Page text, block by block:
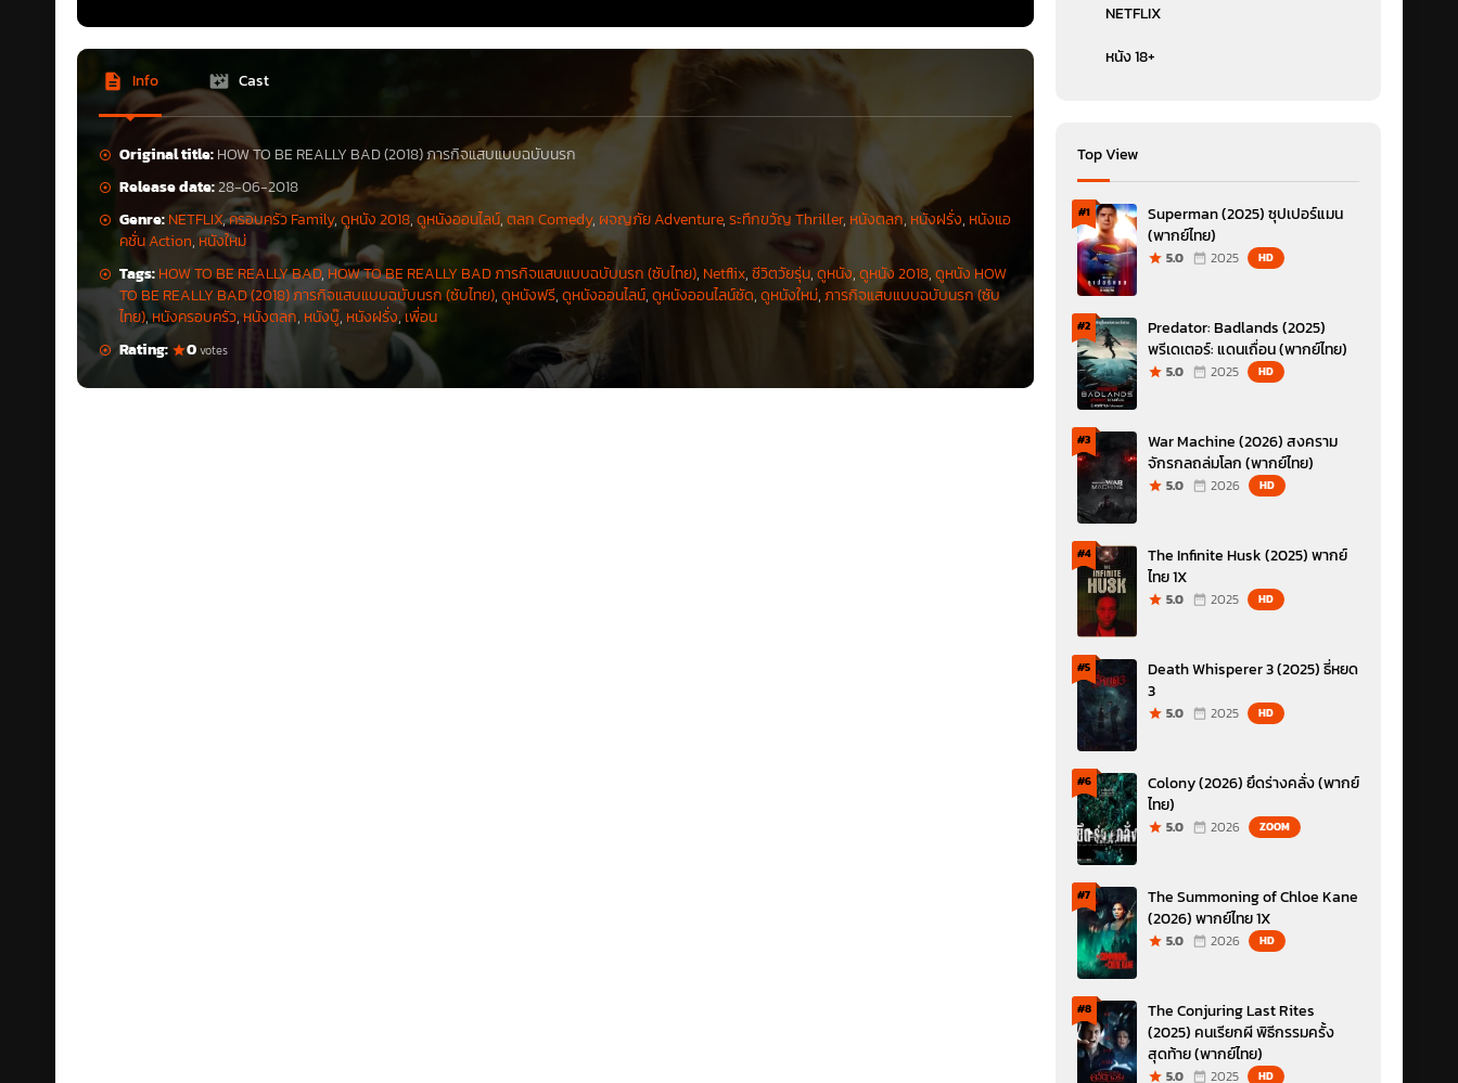
Info Cast
Original title:HOW TO BE REALLY BAD (2018) ภารกิจแสบแบบฉบับนรก
Release date:28-06-2018
Genre:NETFLIX,ครอบครัว Family,ดูหนัง 2018,ดูหนังออนไลน์,ตลก Comedy, ผจญภัย Adventure,ระทึกขวัญ Thriller, หนังตลก, หนังฝรั่ง, หนังแอ
คชั่น Action, หนังใหม่
Tags:HOW TO BE REALLY BAD, HOW TO BE REALLY BAD ภารกิจแสบแบบฉบับนรก (ซับไทย), Netflix,ชีวิตวัยรุ่น,ดูหนัง,ดูหนัง 2018,ดูหนัง HOW
TO BE REALLY BAD (2018) ภารกิจแสบแบบฉบับนรก (ซับไทย),ดูหนังฟรี,ดูหนังออนไลน์,ดูหนังออนไลน์ชัด,ดูหนังใหม่,ภารกิจแสบแบบฉบับนรก (ซับ
ไทย),หนังครอบครัว, หนังตลก, หนังบู๊, หนังฝรั่ง,เพื่อน
Rating:
0votes
NETFLIX
หนัง 18+
Top View
#1
Superman (2025) ซุปเปอร์แมน
(พากย์ไทย)
5.0 2025 HD
#2
Predator: Badlands (2025)
พรีเดเตอร์: แดนเถื่อน (พากย์ไทย)
5.0 2025 HD
#3
War Machine (2026) สงคราม
จักรกลถล่มโลก (พากย์ไทย)
5.0 2026 HD
#4
The Infinite Husk (2025) พากย์
ไทย 1X
5.0 2025 HD
#5
Death Whisperer 3 (2025) ธี่หยด
3
5.0 2025 HD
#6
Colony (2026) ยึดร่างคลั่ง (พากย์
ไทย)
5.0 2026 ZOOM
#7
The Summoning of Chloe Kane
(2026) พากย์ไทย 1X
5.0 2026 HD
#8
The Conjuring Last Rites
(2025) คนเรียกผี พิธีกรรมครั้ง
สุดท้าย (พากย์ไทย)
5.0 2025 HD